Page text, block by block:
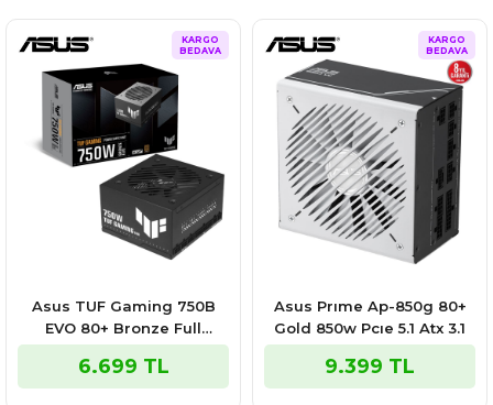
Asus TUF Gaming 750B
EVO 80+ Bronze Full
Modüler ATX3.1 Gen5.1 Güç
Kaynağı
6.699 TL
KARGO
BEDAVA
Asus Prıme Ap-850g 80+
Gold 850w Pcıe 5.1 Atx 3.1
9.399 TL
KARGO
BEDAVA